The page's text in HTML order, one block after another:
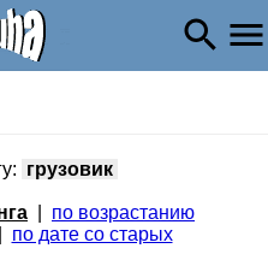
грузовик
по возрастанию
по дате со старых